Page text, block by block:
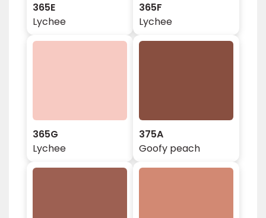
365E
Lychee
365F
Lychee
365G
Lychee
375A
Goofy peach